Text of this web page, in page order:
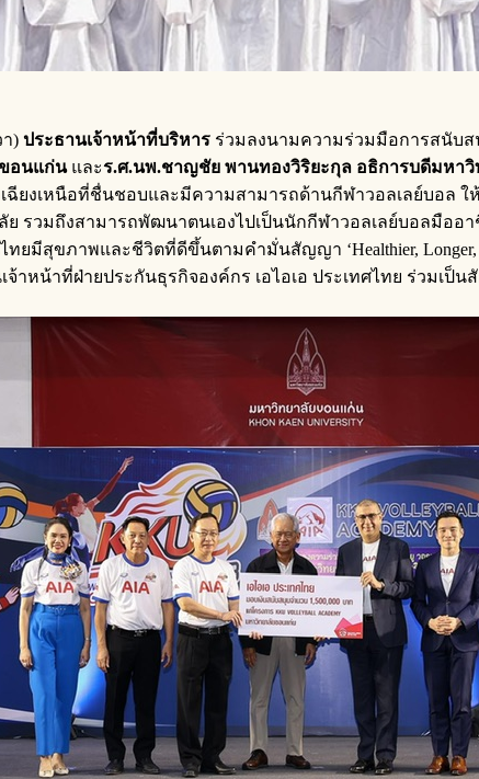
) ประธานเจ้าหน้าที่บริหาร ร่วมลงนามความร่วมมือการสนับสนุ
อนแก่นและร.ศ.นพ.ชาญชัย พานทองวิริยะกุล อธิการบดีมหา
ฉียงเหนือที่ชื่นชอบและมีความสามารถด้านกีฬาวอลเลย์บอล
รวมถึงสามารถพัฒนาตนเองไปเป็นนักกีฬาวอลเลย์บอลมือ
สุขภาพและชีวิตที่ดีขึ้นตามคำมั่นสัญญา ‘Healthier, Longer,
าหน้าที่ฝ่ายประกันธุรกิจองค์กร เอไอเอ ประเทศไทย ร่วม